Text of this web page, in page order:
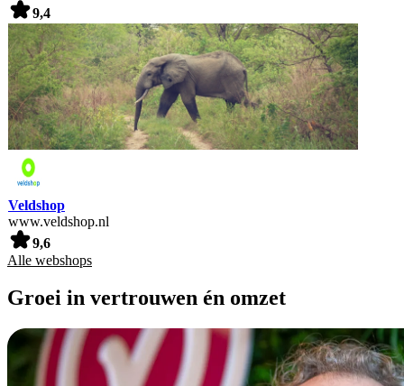
9,4
Veldshop
www.veldshop.nl
9,6
Alle webshops
Groei in vertrouwen én omzet